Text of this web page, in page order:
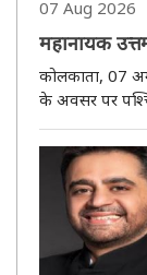
07 Aug 2026
महानायक
सरकार
सलाहकार
कोलकाता, 07
के अवसर पर
सूचना एवं
गठन किया..